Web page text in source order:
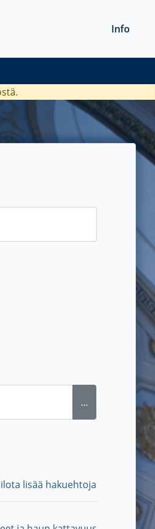
Info
...
lisää hakuehtoja